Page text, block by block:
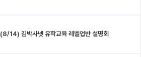
(8/14) 김박사넷 유학교육 레벨업반 설명회